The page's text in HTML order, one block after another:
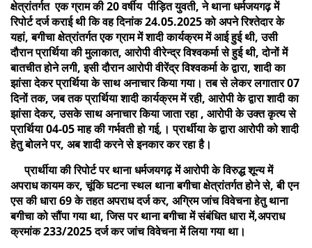
क्षेत्रांतर्गत एक ग्राम की 20 वर्षीय पीड़ित युवती, ने थाना धर्मजयगढ़ में
रिपोर्ट दर्ज कराई थी कि वह दिनांक 24.05.2025 को अपने रिश्तेदार के
यहां, बगीचा क्षेत्रांतर्गत एक ग्राम में शादी कार्यक्रम में आई हुई थी, उसी
दौरान प्रार्थिया की मुलाकात, आरोपी वीरेन्द्र विश्वकर्मा से हुई थी, दोनों में
बातचीत होने लगी, इसी दौरान आरोपी वीरेंद्र विश्वकर्मा के द्वारा, शादी का
झांसा देकर प्रार्थिया के साथ अनाचार किया गया। तब से लेकर लगातार 07
दिनों तक, जब तक प्रार्थिया शादी कार्यक्रम में रही, आरोपी के द्वारा शादी का
झांसा देकर, उसके साथ अनाचार किया जाता रहा , आरोपी के उक्त कृत्य से
प्रार्थिया 04-05 माह की गर्भवती हो गई,। प्रार्थीया के द्वारा आरोपी को शादी
हेतु बोलने पर, अब शादी करने से इनकार कर रहा है।
प्रार्थीया की रिपोर्ट पर थाना धर्मजयगढ़ में आरोपी के विरुद्ध शून्य में
अपराध कायम कर, चूंकि घटना स्थल थाना बगीचा क्षेत्रांतर्गत होने से, बी एन
एस की धारा 69 के तहत अपराध दर्ज कर, अग्रिम जांच विवेचना हेतु थाना
बगीचा को सौंपा गया था, जिस पर थाना बगीचा में संबंधित धारा में,अपराध
क्रमांक 233/2025 दर्ज कर जांच विवेचना में लिया गया था।